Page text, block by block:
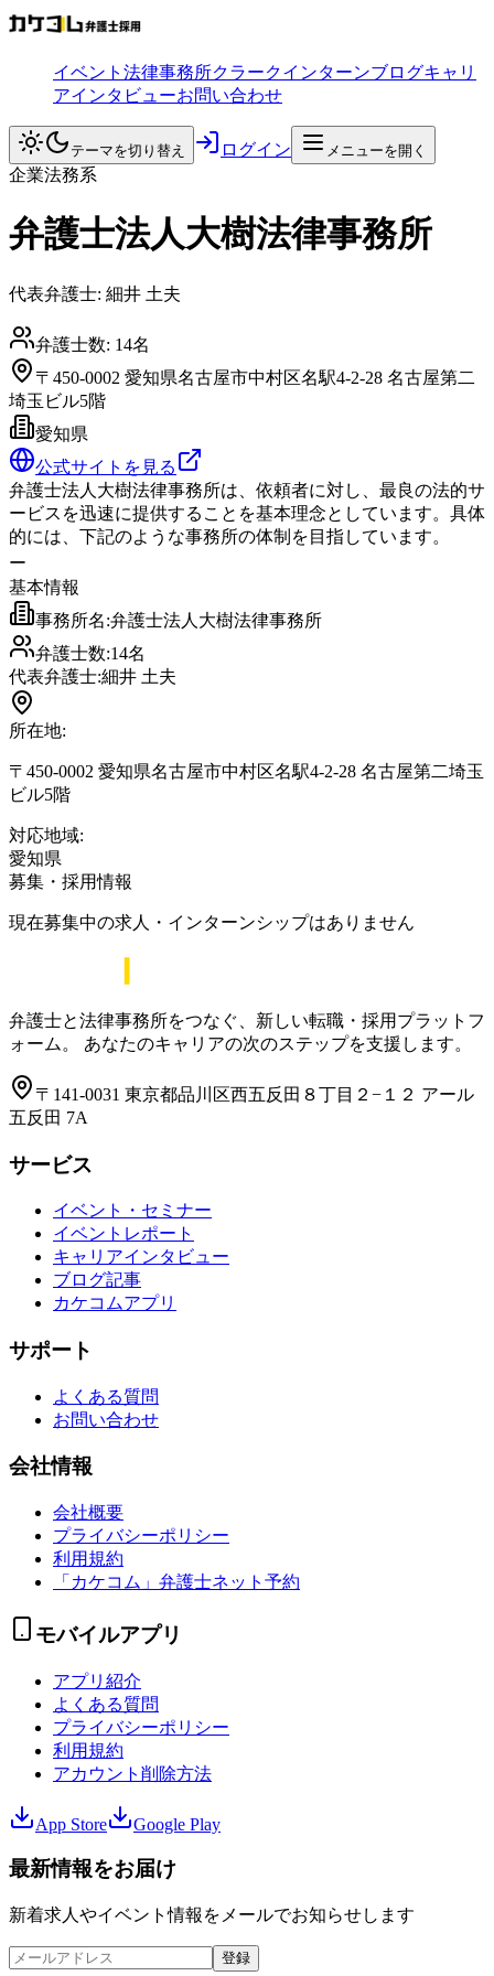
イベント 法律事務所クラークインターンブログキャリ
アインタビューお問い合わせ
テーマを切り替え ログイン メニューを開く
企業法務系
弁護士法人大樹法律事務所
代表弁護士: 細井 土夫
弁護士数: 14名
〒450-0002 愛知県名古屋市中村区名駅4-2-28 名古屋第二
埼玉ビル5階
愛知県
公式サイトを見る
弁護士法人大樹法律事務所は、依頼者に対し、最良の法的サ
ービスを迅速に提供することを基本理念としています。具体
的には、下記のような事務所の体制を目指しています。
ー
基本情報
事務所名:弁護士法人大樹法律事務所
弁護士数:14名
代表弁護士:細井 土夫
所在地:
〒450-0002 愛知県名古屋市中村区名駅4-2-28 名古屋第二埼玉
ビル5階
対応地域:
愛知県
募集・採用情報
現在募集中の求人・インターンシップはありません
弁護士と法律事務所をつなぐ、新しい転職・採用プラットフ
ォーム。 あなたのキャリアの次のステップを支援します。
〒141-0031 東京都品川区西五反田８丁目２−１２ アール
五反田 7A
サービス
イベント・セミナー
イベントレポート
キャリアインタビュー
ブログ記事
カケコムアプリ
サポート
よくある質問
お問い合わせ
会社情報
会社概要
プライバシーポリシー
利用規約
「カケコム」弁護士ネット予約
モバイルアプリ
アプリ紹介
よくある質問
プライバシーポリシー
利用規約
アカウント削除方法
App Store Google Play
最新情報をお届け
新着求人やイベント情報をメールでお知らせします
登録